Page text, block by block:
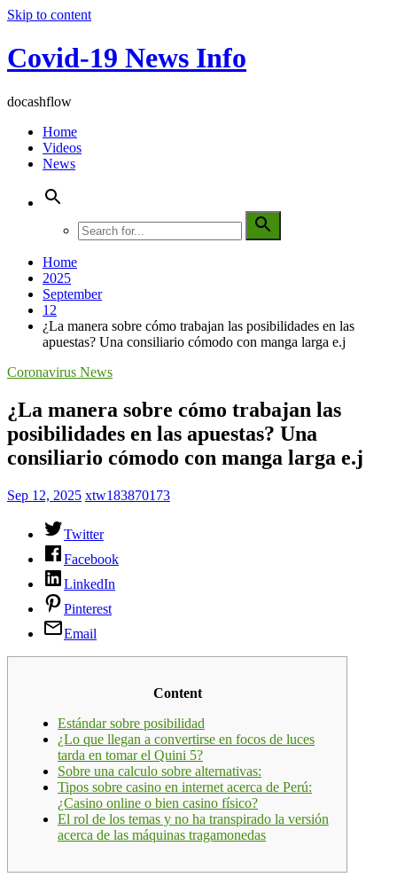
Skip to content
Covid-19 News Info
docashflow
Home
Videos
News
Home
2025
September
12
¿La manera sobre cómo trabajan las posibilidades en las
apuestas? Una consiliario cómodo con manga larga e.j
Coronavirus News
¿La manera sobre cómo trabajan las
posibilidades en las apuestas? Una
consiliario cómodo con manga larga e.j
Sep 12, 2025 xtw183870173
Twitter
Facebook
LinkedIn
Pinterest
Email
Content
Estándar sobre posibilidad
¿Lo que llegan a convertirse en focos de luces
tarda en tomar el Quini 5?
Sobre una calculo sobre alternativas:
Tipos sobre casino en internet acerca de Perú:
¿Casino online o bien casino físico?
El rol de los temas y no ha transpirado la versión
acerca de las máquinas tragamonedas